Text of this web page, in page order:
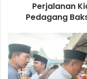
Pimpinan
Pesantren
Perjalanan
Pedagang
Ramadan
Digelar
di